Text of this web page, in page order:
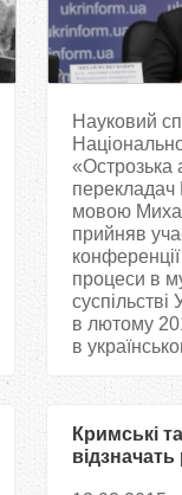
Науковий
«Острозька
перекладач
мовою
прийняв
процеси в
суспільстві
в лютому
в
Кримські
відзначать